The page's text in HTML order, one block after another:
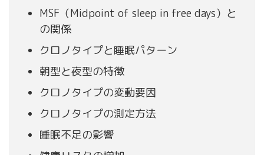
MSF（Midpoint of sleep in free days）と
の関係
クロノタイプと睡眠パターン
朝型と夜型の特徴
クロノタイプの変動要因
クロノタイプの測定方法
睡眠不足の影響